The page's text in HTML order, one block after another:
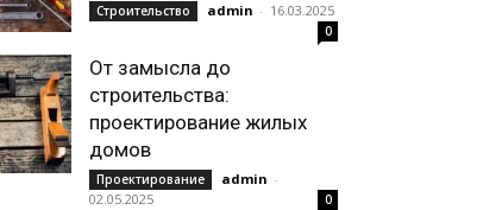
Строительство admin - 16.03.2025
0
От замысла до
строительства:
проектирование жилых
домов
Проектирование admin -
02.05.2025
0